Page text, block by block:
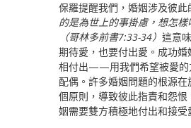
保羅提醒我們，婚姻涉及彼此
的是為世上的事掛慮，想怎樣
（哥林多前書7:33-34） 這意
期待愛，也要付出愛。成功婚
相付出——用我們希望被愛的
配偶。許多婚姻問題的根源
個原則，導致彼此指責和怨
姻需要雙方積極地付出和接受